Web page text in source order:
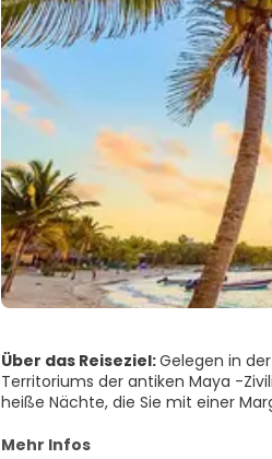
Über das Reiseziel:Gelegen in
Territoriums der antiken Maya -
heiße Nächte, die Sie mit einer
Die Landschaft Cancúns ist reich
Mehr Infos